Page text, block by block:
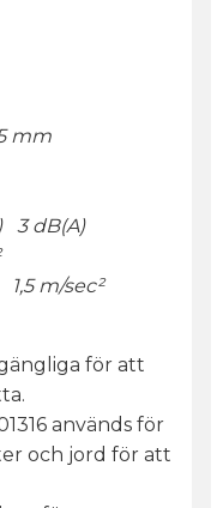
mm
3 dB(A)
m/sec²
för att
används för
och jord för att